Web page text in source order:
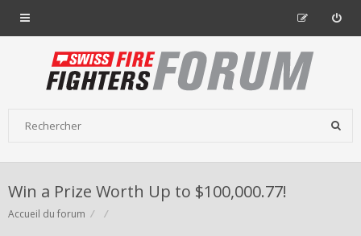
Win a Prize Worth Up to $100,000.77!
Accueil du forum